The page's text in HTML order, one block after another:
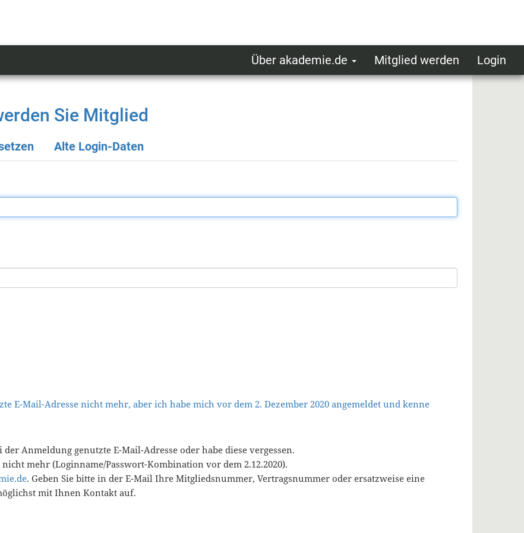
User
Über akademie.de Mitglied werden Login
Sie Mitglied
Alte Login-Daten
E-Mail-Adresse nicht mehr, aber ich habe mich vor dem 2. Dezember 2020 angemeldet und kenne
Anmeldung genutzte E-Mail-Adresse oder habe diese vergessen.
mehr (Loginname/Passwort-Kombination vor dem 2.12.2020).
. Geben Sie bitte in der E-Mail Ihre Mitgliedsnummer, Vertragsnummer oder ersatzweise eine
mit Ihnen Kontakt auf.